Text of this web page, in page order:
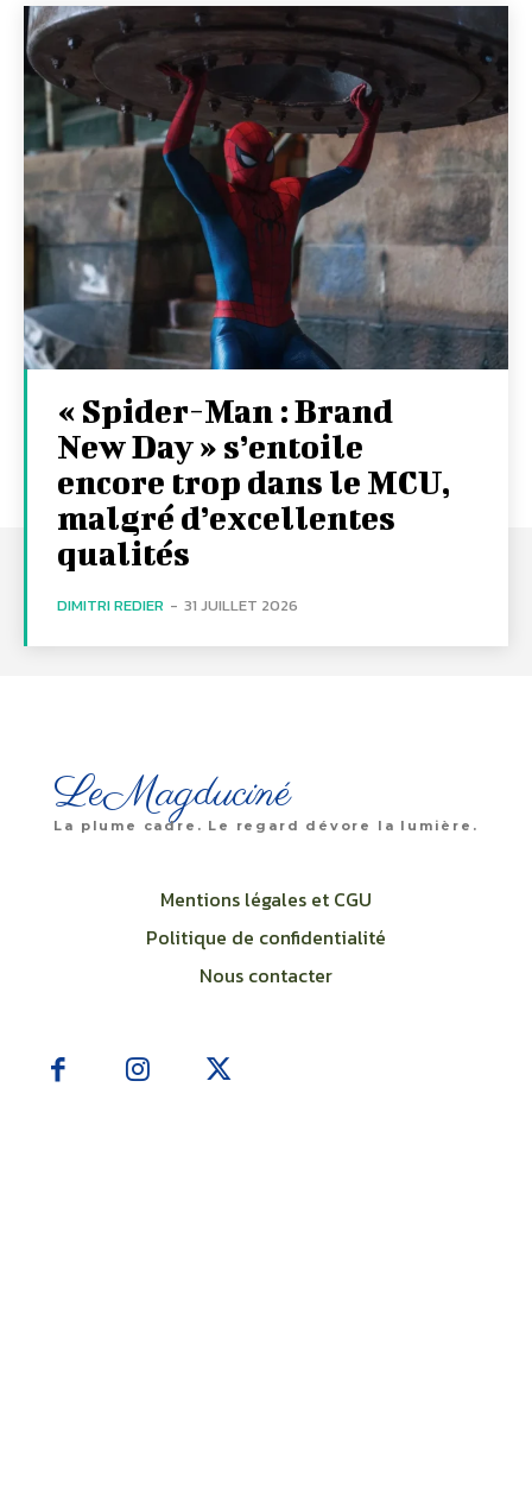
« Spider-Man : Brand
New Day » s’entoile
encore trop dans le MCU,
malgré d’excellentes
qualités
DIMITRI REDIER - 31 JUILLET 2026
LeMagduciné
La plume cadre. Le regard dévore la lumière.
Mentions légales et CGU
Politique de confidentialité
Nous contacter